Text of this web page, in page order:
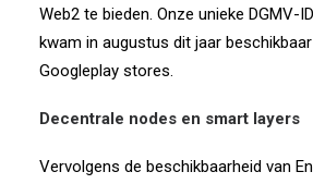
Web2 te bieden. Onze unieke DGMV-
kwam in augustus dit jaar
Googleplay stores.
Decentrale nodes en smart layers
Vervolgens de beschikbaarheid van